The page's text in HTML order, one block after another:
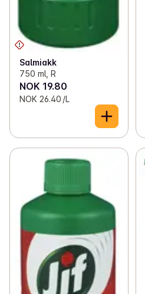
Salmiakk
750 ml, R
NOK 19.80
NOK 26.40 /L